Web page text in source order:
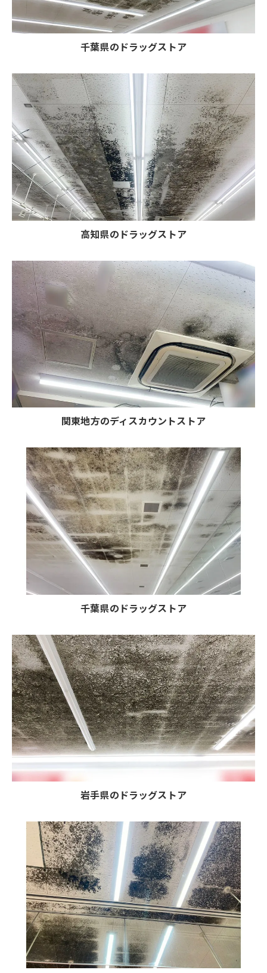
千葉県のドラッグストア
高知県のドラッグストア
関東地方のディスカウントストア
千葉県のドラッグストア
岩手県のドラッグストア